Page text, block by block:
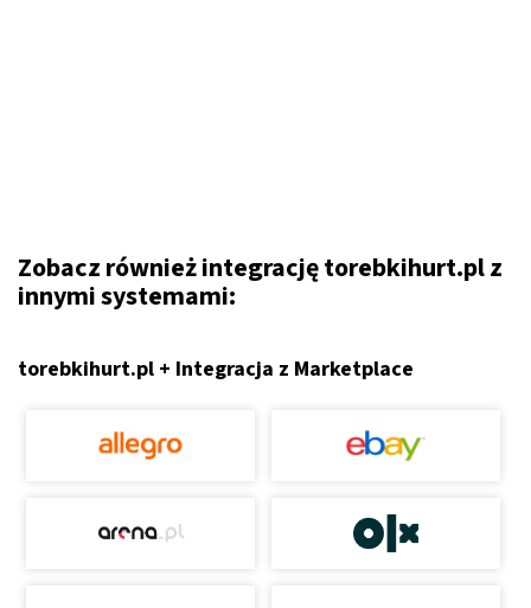
Zobacz również integrację torebkihurt.pl z
innymi systemami:
torebkihurt.pl + Integracja z Marketplace